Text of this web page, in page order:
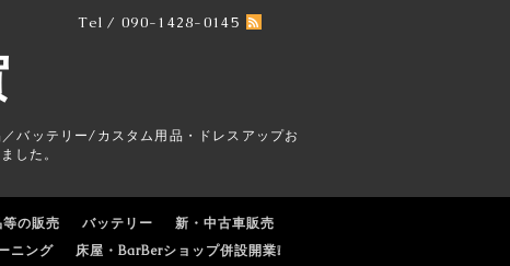
Tel / 090-1428-0145
バッテリー/カスタム用品・ドレスアップお
した。
の販売 バッテリー
新・中古車販売
ニング
床屋・BarBerショップ併設開業❕